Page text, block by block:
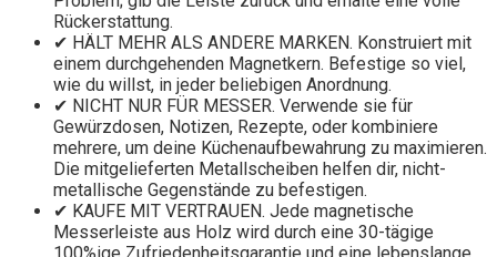
Rückerstattung.
✔ HÄLT MEHR ALS ANDERE MARKEN. Konstruiert mit
einem durchgehenden Magnetkern. Befestige so viel,
wie du willst, in jeder beliebigen Anordnung.
✔ NICHT NUR FÜR MESSER. Verwende sie für
Gewürzdosen, Notizen, Rezepte, oder kombiniere
mehrere, um deine Küchenaufbewahrung zu maximieren.
Die mitgelieferten Metallscheiben helfen dir, nicht-
metallische Gegenstände zu befestigen.
✔ KAUFE MIT VERTRAUEN. Jede magnetische
Messerleiste aus Holz wird durch eine 30-tägige